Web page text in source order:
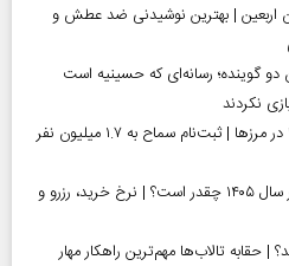
اربعین | بهترین نوشیدنی ضد عطش و
دو گوینده؛ رسانه‌ای که حسینیه است
آغاز رسمی برنامه‌های اربعین ۱۴۰۵ در مرز‌ها | ثبت‌نام سماح به ۱.۷ میلیون نفر
قیمت قبر در بهشت زهرا (س) در سال ۱۴۰۵ چقدر است؟ | نرخ خرید، رزرو و
| حقابه تالاب‌ها مهم‌ترین راهکار مهار